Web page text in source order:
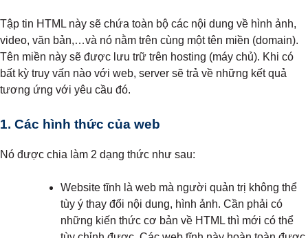
Tập tin HTML này sẽ chứa toàn bộ các nội dung về hình ảnh,
video, văn bản,…và nó nằm trên cùng một tên miền (domain).
Tên miền này sẽ được lưu trữ trên hosting (máy chủ). Khi có
bất kỳ truy vấn nào với web, server sẽ trả về những kết quả
tương ứng với yêu cầu đó.
1. Các hình thức của web
Nó được chia làm 2 dạng thức như sau:
Website tĩnh là web mà người quản trị không thể
tùy ý thay đổi nội dung, hình ảnh. Cần phải có
những kiến thức cơ bản về HTML thì mới có thể